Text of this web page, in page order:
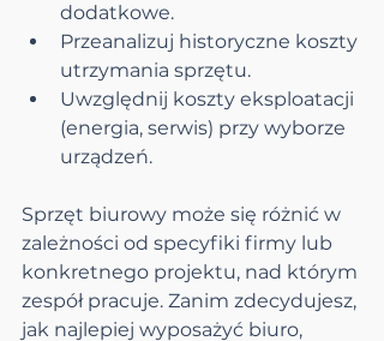
dodatkowe.
Przeanalizuj historyczne koszty
utrzymania sprzętu.
Uwzględnij koszty eksploatacji
(energia, serwis) przy wyborze
urządzeń.
Sprzęt biurowy może się różnić w
zależności od specyfiki firmy lub
konkretnego projektu, nad którym
zespół pracuje. Zanim zdecydujesz,
jak najlepiej wyposażyć biuro,